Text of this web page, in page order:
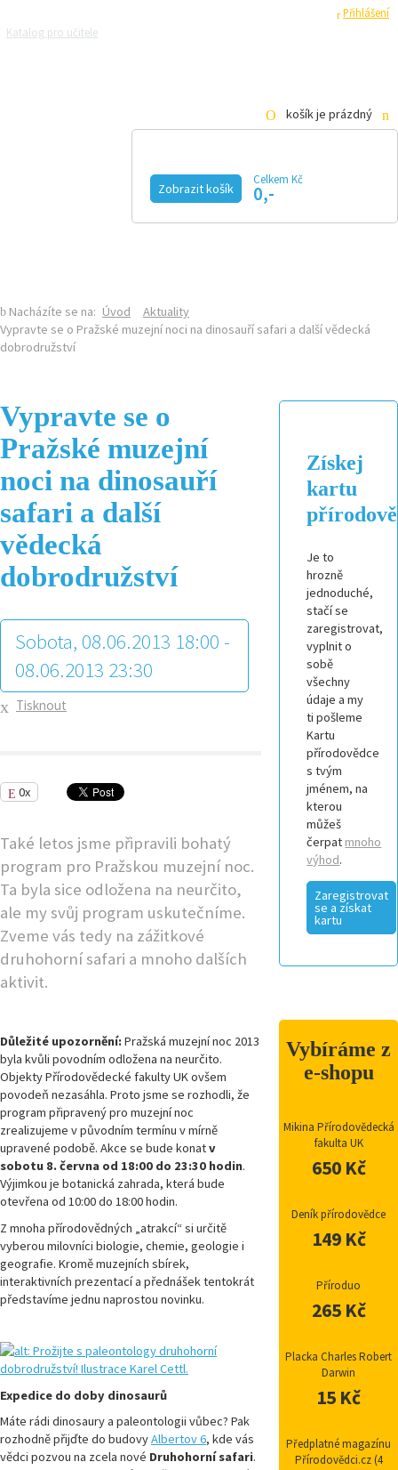
Přihlášení
Katalog pro učitele
košík je prázdný
Zobrazit košík
Celkem Kč
0,-
Nacházíte se na: Úvod
Aktuality
Vypravte se o Pražské muzejní noci na dinosauří safari a další vědecká
dobrodružství
Vypravte se o
Pražské muzejní
noci na dinosauří
safari a další
vědecká
dobrodružství
Sobota, 08.06.2013 18:00 -
08.06.2013 23:30
Tisknout
0x
Také letos jsme připravili bohatý
program pro Pražskou muzejní noc.
Ta byla sice odložena na neurčito,
ale my svůj program uskutečníme.
Zveme vás tedy na zážitkové
druhohorní safari a mnoho dalších
aktivit.
Důležité upozornění:Pražská muzejní noc 2013
byla kvůli povodním odložena na neurčito.
Objekty Přírodovědecké fakulty UK ovšem
povodeň nezasáhla. Proto jsme se rozhodli, že
program připravený pro muzejní noc
zrealizujeme v původním termínu v mírně
upravené podobě. Akce se bude konatv
sobotu 8. června od 18:00 do 23:30 hodin.
Výjimkou je botanická zahrada, která bude
otevřena od 10:00 do 18:00 hodin.
Z mnoha přírodovědných „atrakcí“ si určitě
vyberou milovníci biologie, chemie, geologie i
geografie. Kromě muzejních sbírek,
interaktivních prezentací a přednášek tentokrát
představíme jednu naprostou novinku.
Expedice do doby dinosaurů
Máte rádi dinosaury a paleontologii vůbec? Pak
rozhodně přijďte do budovyAlbertov 6, kde vás
vědci pozvou na zcela nové Druhohorní safari.
Získej
kartu
Je to
hrozně
jednoduché,
stačí se
zaregistrovat,
vyplnit o
sobě
všechny
údaje a my
ti pošleme
Kartu
přírodovědce
s tvým
jménem, na
kterou
můžeš
čerpat mnoho
výhod.
Zaregistrovat
se a získat
kartu
Vybíráme z
e-shopu
Mikina Přírodovědecká
fakulta UK
650 Kč
Deník přírodovědce
149 Kč
Příroduo
265 Kč
Placka Charles Robert
Darwin
15 Kč
Předplatné magazínu
Přírodovědci.cz (4